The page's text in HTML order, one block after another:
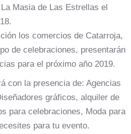
Masia de Las Estrellas el
los comercios de Catarroja,
de celebraciones, presentarán
para el próximo año 2019.
con la presencia de: Agencias
gráficos, alquiler de
para celebraciones, Moda para
para tu evento.